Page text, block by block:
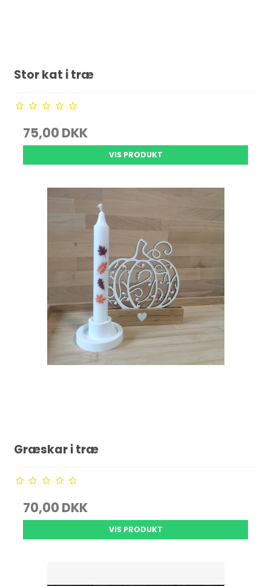
Stor kat i træ
75,00 DKK
VIS PRODUKT
Græskar i træ
70,00 DKK
VIS PRODUKT